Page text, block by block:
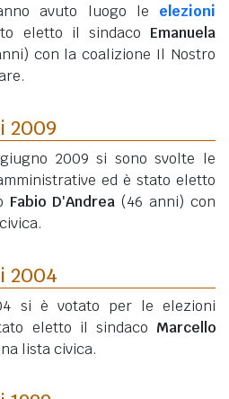
avuto luogo le elezioni
eletto il sindaco Emanuela
con la coalizione Il Nostro
2009
2009 si sono svolte le
ed è stato eletto
Fabio D'Andrea (46 anni) con
2004
si è votato per le elezioni
eletto il sindaco Marcello
lista civica.